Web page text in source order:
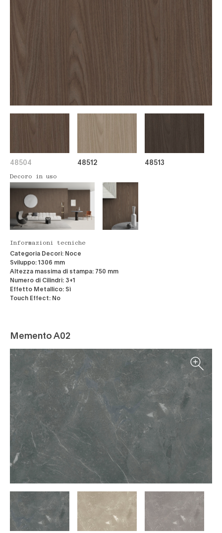
48504 48512 48513
Informazioni tecniche
Categoria Decori: Noce
Sviluppo:1306 mm
Altezza massima di stampa: 750 mm
Numero di Cilindri: 3+1
Effetto Metallico: Sì
Touch Effect: No
Decoro in uso
Memento A02